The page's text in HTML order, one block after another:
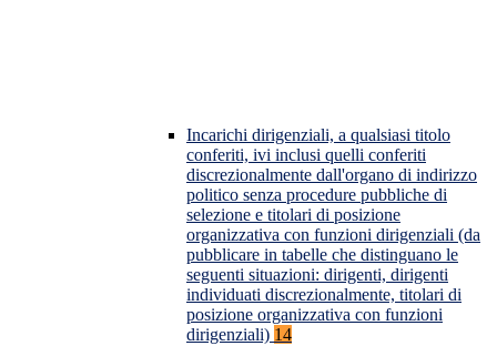
Incarichi dirigenziali, a qualsiasi titolo
conferiti, ivi inclusi quelli conferiti
discrezionalmente dall'organo di indirizzo
politico senza procedure pubbliche di
selezione e titolari di posizione
organizzativa con funzioni dirigenziali (da
pubblicare in tabelle che distinguano le
seguenti situazioni: dirigenti, dirigenti
individuati discrezionalmente, titolari di
posizione organizzativa con funzioni
dirigenziali) 14